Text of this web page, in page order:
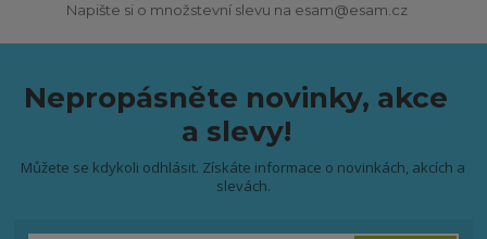
Napište si o množstevní slevu na esam@esam.cz
Nepropásněte novinky, akce
a slevy!
Můžete se kdykoli odhlásit. Získáte informace o novinkách, akcích a
slevách.